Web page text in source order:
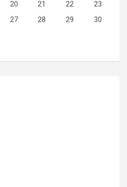
20 21 22
23
27 28 29
30